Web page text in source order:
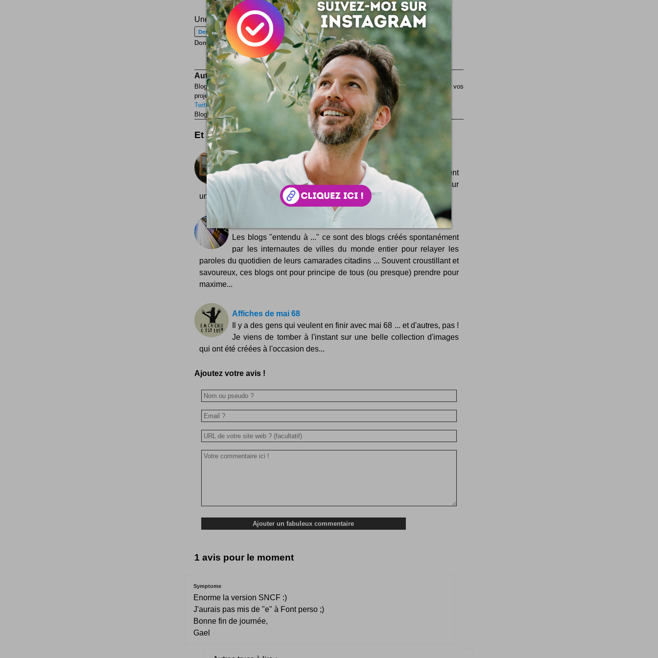
Une série signéeGeoffrey Dorneet voir aussiJaffiche.fr
Design Phrases Affiches Solgan
Donnez du bonheur à vos amis, partagez :
Save
Auteur :Simon Tripnaux
Blogueur lifestyle - Content manager & expert SEO. Mon job, rendre visible et lisible vos
projets par les mots. Adepte de l'écriture depuis 1978.
Twitter Facebook
LinkedIn
Blogueur ? Auteur ?
Rejoignez la rédaction !
Et aussi ...
Maison sur pilotis
Une Maison sur pilotis vraiment design ... conçue spécialement
en zone inondable ! Une maison toute en hauteur construite sur
une rivière qui inonde fréquemment le secteur : un beau pari...
Les blogs "entendu à ..." ce sont des blogs créés spontanément
par les internautes de villes du monde entier pour relayer les
paroles du quotidien de leurs camarades citadins ... Souvent croustillant et
savoureux, ces blogs ont pour principe de tous (ou presque) prendre pour
maxime...
Affiches de mai 68
Il y a des gens qui veulent en finir avec mai 68 ... et d'autres, pas !
Je viens de tomber à l'instant sur une belle collection d'images
qui ont été créées à l'occasion des...
Ajoutez votre avis !
1 avis pour le moment
Symptome
Enorme la version SNCF :)
J'aurais pas mis de "e" à Font perso ;)
Bonne fin de journée,
Gael